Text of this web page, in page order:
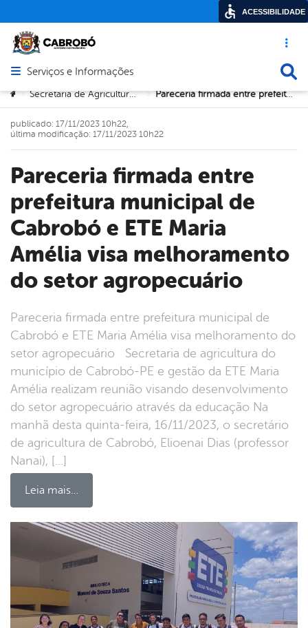
Acesso
Abrir menu principal de navegação
Serviços e Informações
Você está aqui:
> Secretaria de Agricultura e Meio Ambiente > Pareceria firmada entre prefeitura municipal de Cabrobó e ETE Maria Amélia visa melhoramento do setor agropecuário
Pareceria firmada entre
prefeitura municipal de
Cabrobó e ETE Maria
Amélia visa melhoramento
do setor agropecuário
Pareceria firmada entre prefeitura municipal de
Cabrobó e ETE Maria Amélia visa melhoramento do
setor agropecuário Secretaria de agricultura do
município de Cabrobó-PE e gestão da ETE Maria
Amélia realizam reunião visando desenvolvimento
do setor agropecuário através da educação Na
manhã desta quinta-feira, 16/11/2023, o secretário
de agricultura de Cabrobó, Elioenai Dias (professor
Nanai), […]
Leia mais…
publicado: 17/11/2023 10h22,
última modificação: 17/11/2023 10h22
ACESSIBILIDADE